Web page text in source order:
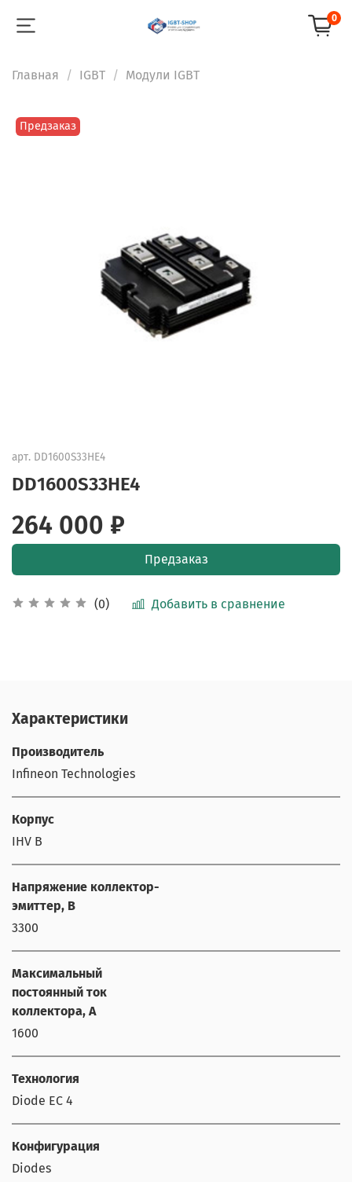
0
Главная IGBT Модули IGBT
Предзаказ
арт. DD1600S33HE4
DD1600S33HE4
(0) Добавить в сравнение
264 000 ₽
Предзаказ
Характеристики
Производитель
Infineon Technologies
Корпус
IHV B
Напряжение коллектор-
эмиттер, В
3300
Максимальный
постоянный ток
коллектора, А
1600
Технология
Diode EC 4
Конфигурация
Diodes